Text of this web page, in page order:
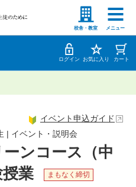
校舎・教室 メニュー
高等学校の先生
ログイン お気に入り カート
ンコース（中
業
まもなく締切
イベント・説明会
イベント申込ガイド